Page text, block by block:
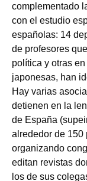
complementado
con el estudio
españolas: 14
de profesores
política y otras
japonesas, han
Hay varias
detienen en la
de España
alrededor de 150
organizando
editan revistas
los de sus